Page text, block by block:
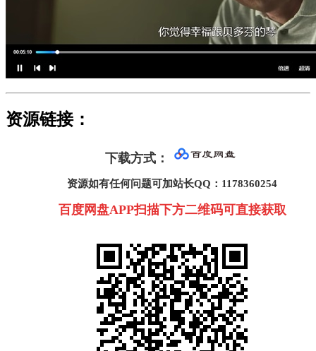
资源链接：
下载方式 ：
资源如有任何问题可加站长QQ：1178360254
百度网盘APP扫描下方二维码可直接获取